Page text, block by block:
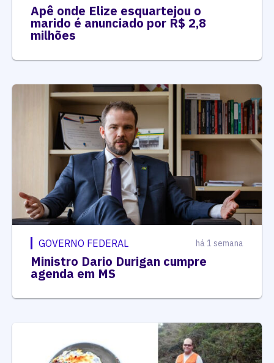
Apê onde Elize esquartejou o
marido é anunciado por R$ 2,8
milhões
GOVERNO FEDERAL há 1 semana
Ministro Dario Durigan cumpre
agenda em MS